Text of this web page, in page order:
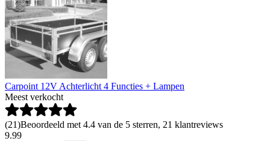
Carpoint 12V Achterlicht 4 Functies + Lampen
Meest verkocht
(21)Beoordeeld met 4.4 van de 5 sterren, 21 klantreviews
9.99